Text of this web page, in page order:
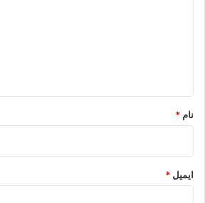
نام *
ایمیل *